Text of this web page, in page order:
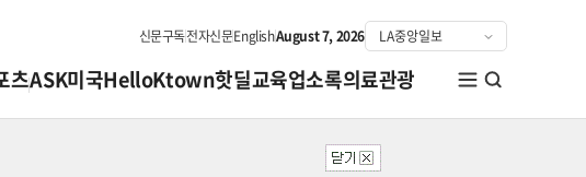
신문구독전자신문EnglishAugust 7, 2026
츠ASK미국HelloKtown핫딜교육업소록의료관광